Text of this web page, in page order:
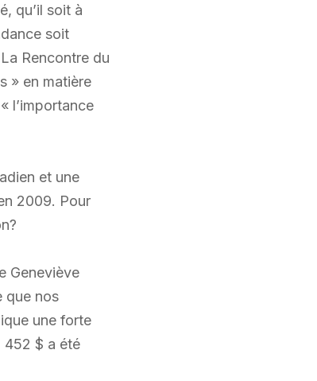
qu’il soit à
soit
Rencontre du
» en matière
l’importance
et une
2009. Pour
Geneviève
que nos
une forte
452 $ a été